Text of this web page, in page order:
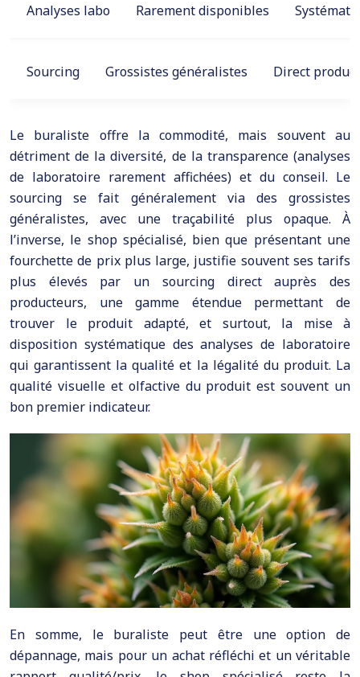
Analyses labo Rarement disponibles
Sourcing Grossistes généralistes Direct
Le buraliste offre la commodité, mais souvent au
détriment de la diversité, de la transparence (analyses
de laboratoire rarement affichées) et du conseil. Le
sourcing se fait généralement via des grossistes
généralistes, avec une traçabilité plus opaque. À
l’inverse, le shop spécialisé, bien que présentant une
fourchette de prix plus large, justifie souvent ses tarifs
plus élevés par un sourcing direct auprès des
producteurs, une gamme étendue permettant de
trouver le produit adapté, et surtout, la mise à
disposition systématique des analyses de laboratoire
qui garantissent la qualité et la légalité du produit. La
qualité visuelle et olfactive du produit est souvent un
bon premier indicateur.
En somme, le buraliste peut être une option de
dépannage, mais pour un achat réfléchi et un véritable